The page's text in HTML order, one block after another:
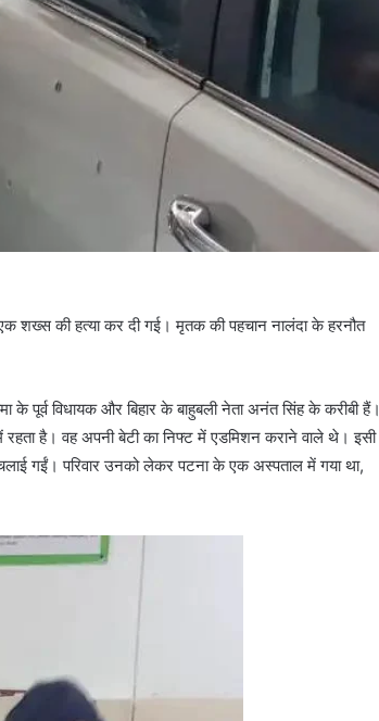
शख्‍स की हत्‍या कर दी गई। मृतक की पहचान नालंदा के हरनौत
के पूर्व विधायक और बिहार के बाहुबली नेता अनंत सिंह के करीबी हैं।
है। वह अपनी बेटी का निफ्ट में एडमिशन कराने वाले थे। इसी
गईं। परिवार उनको लेकर पटना के एक अस्‍पताल में गया था,